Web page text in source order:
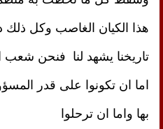
هذا الكيان الغاصب وكل
تاريخنا يشهد لنا  فنحن شعب
بها واما ان ترحلوا